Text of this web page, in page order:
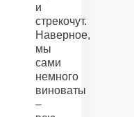
и
стрекочут.
Наверное,
мы
сами
немного
виноваты
–